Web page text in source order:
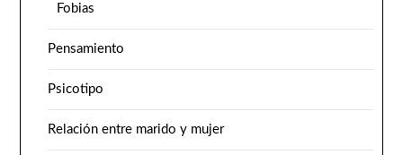
Fobias
Pensamiento
Psicotipo
Relación entre marido y mujer